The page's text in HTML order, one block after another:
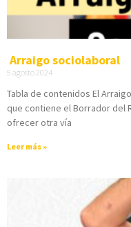
Arraigo sociolaboral
5 agosto 2024
Tabla de contenidos El
que contiene el Borrador del
ofrecer otra vía
Leer más »